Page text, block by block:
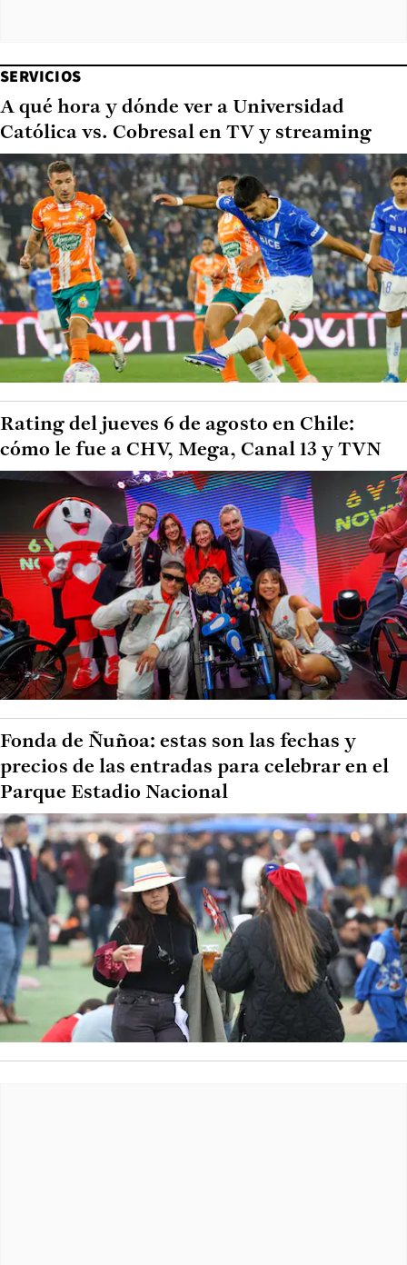
SERVICIOS
A qué hora y dónde ver a Universidad
Católica vs. Cobresal en TV y streaming
Rating del jueves 6 de agosto en Chile:
cómo le fue a CHV, Mega, Canal 13 y TVN
Fonda de Ñuñoa: estas son las fechas y
precios de las entradas para celebrar en el
Parque Estadio Nacional